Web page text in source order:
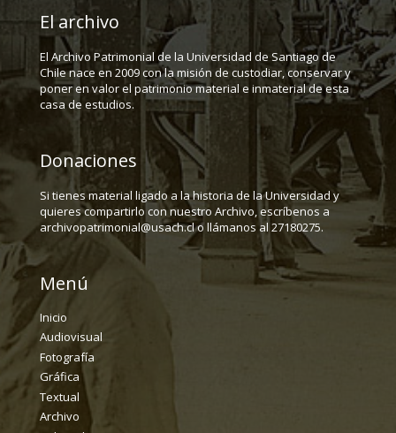
El archivo
El Archivo Patrimonial de la Universidad de Santiago de
Chile nace en 2009 con la misión de custodiar, conservar y
poner en valor el patrimonio material e inmaterial de esta
casa de estudios.
Donaciones
Si tienes material ligado a la historia de la Universidad y
quieres compartirlo con nuestro Archivo, escríbenos a
archivopatrimonial@usach.cl o llámanos al 27180275.
Menú
Inicio
Audiovisual
Fotografía
Gráfica
Textual
Archivo